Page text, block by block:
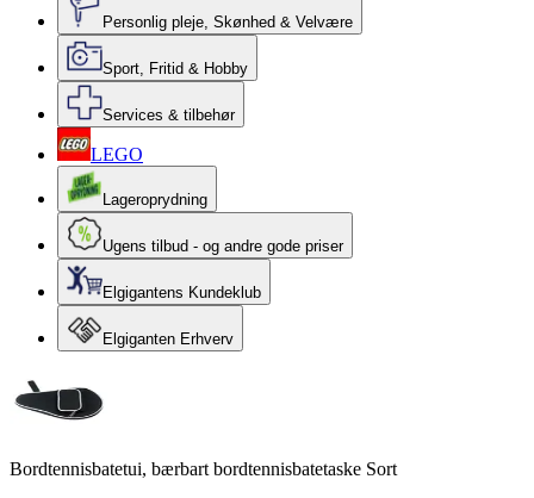
Personlig pleje, Skønhed & Velvære
Sport, Fritid & Hobby
Services & tilbehør
LEGO
Lageroprydning
Ugens tilbud - og andre gode priser
Elgigantens Kundeklub
Elgiganten Erhverv
Bordtennisbatetui, bærbart bordtennisbatetaske Sort